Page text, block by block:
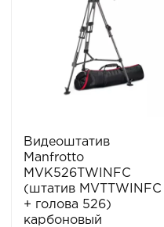
Видеоштатив
Manfrotto
MVK526TWINFC
(штатив MVTTWINFC
+ голова 526)
карбоновый